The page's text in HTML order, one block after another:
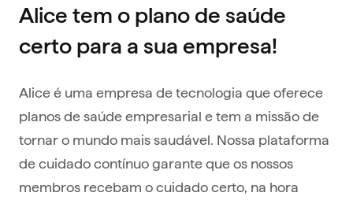
Alice tem o plano de saúde
certo para a sua empresa!
Alice é uma empresa de tecnologia que oferece
planos de saúde empresarial e tem a missão de
tornar o mundo mais saudável. Nossa plataforma
de cuidado contínuo garante que os nossos
membros recebam o cuidado certo, na hora